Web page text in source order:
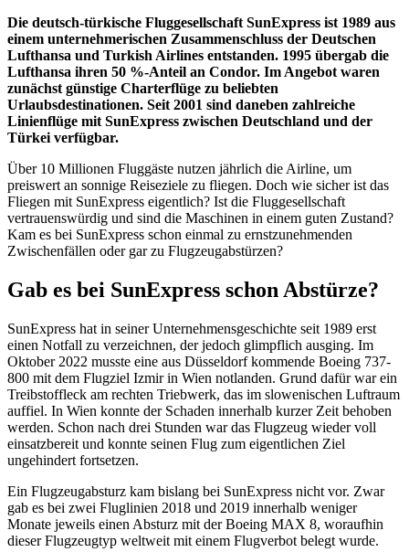
Die deutsch-türkische Fluggesellschaft SunExpress ist 1989 aus
einem unternehmerischen Zusammenschluss der Deutschen
Lufthansa und Turkish Airlines entstanden. 1995 übergab die
Lufthansa ihren 50 %-Anteil an Condor. Im Angebot waren
zunächst günstige Charterflüge zu beliebten
Urlaubsdestinationen. Seit 2001 sind daneben zahlreiche
Linienflüge mit SunExpress zwischen Deutschland und der
Türkei verfügbar.
Über 10 Millionen Fluggäste nutzen jährlich die Airline, um
preiswert an sonnige Reiseziele zu fliegen. Doch wie sicher ist das
Fliegen mit SunExpress eigentlich? Ist die Fluggesellschaft
vertrauenswürdig und sind die Maschinen in einem guten Zustand?
Kam es bei SunExpress schon einmal zu ernstzunehmenden
Zwischenfällen oder gar zu Flugzeugabstürzen?
Gab es bei SunExpress schon Abstürze?
SunExpress hat in seiner Unternehmensgeschichte seit 1989 erst
einen Notfall zu verzeichnen, der jedoch glimpflich ausging. Im
Oktober 2022 musste eine aus Düsseldorf kommende Boeing 737-
800 mit dem Flugziel Izmir in Wien notlanden. Grund dafür war ein
Treibstoffleck am rechten Triebwerk, das im slowenischen Luftraum
auffiel. In Wien konnte der Schaden innerhalb kurzer Zeit behoben
werden. Schon nach drei Stunden war das Flugzeug wieder voll
einsatzbereit und konnte seinen Flug zum eigentlichen Ziel
ungehindert fortsetzen.
Ein Flugzeugabsturz kam bislang bei SunExpress nicht vor. Zwar
gab es bei zwei Fluglinien 2018 und 2019 innerhalb weniger
Monate jeweils einen Absturz mit der Boeing MAX 8, woraufhin
dieser Flugzeugtyp weltweit mit einem Flugverbot belegt wurde.